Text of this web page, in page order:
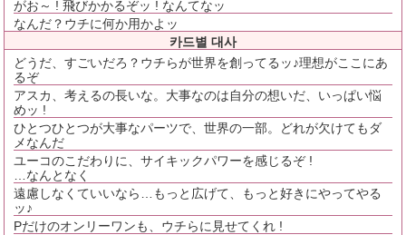
がお～ ! 飛びかかるぞッ ! なんてなッ
なんだ？ウチに何か用かよッ
카드별 대사
どうだ、すごいだろ？ウチらが世界を創ってるッ♪理想がここにあ
るぞ
アスカ、考えるの長いな。大事なのは自分の想いだ、いっぱい悩
めッ !
ひとつひとつが大事なパーツで、世界の一部。どれが欠けてもダ
メなんだ
ユーコのこだわりに、サイキックパワーを感じるぞ !
…なんとなく
遠慮しなくていいなら…もっと広げて、もっと好きにやってやる
ッ♪
Pだけのオンリーワンも、ウチらに見せてくれ !